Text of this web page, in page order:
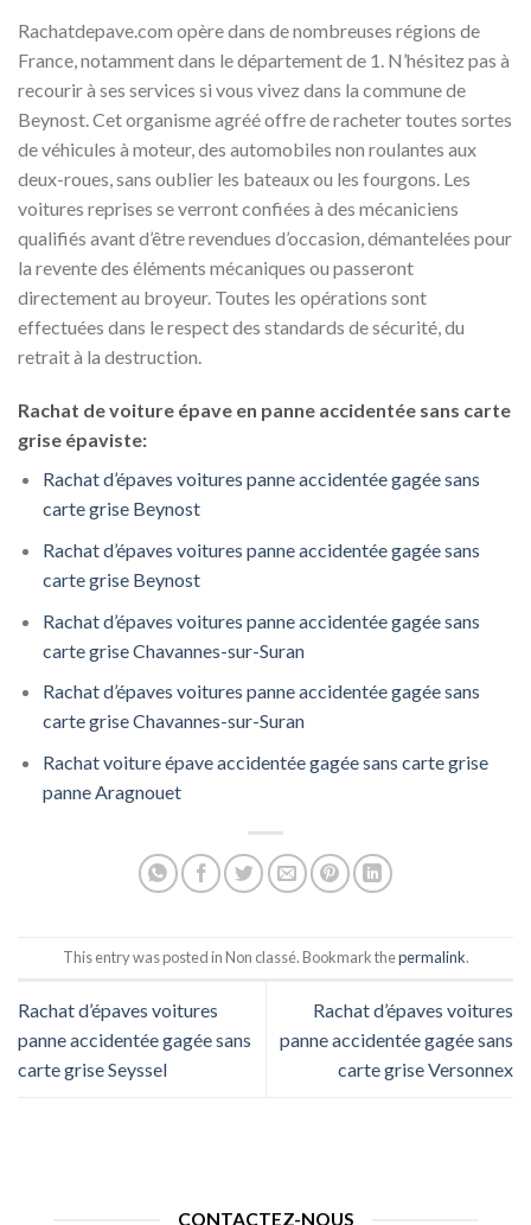
Rachatdepave.com opère dans de nombreuses régions de
France, notamment dans le département de 1. N’hésitez pas à
recourir à ses services si vous vivez dans la commune de
Beynost. Cet organisme agréé offre de racheter toutes sortes
de véhicules à moteur, des automobiles non roulantes aux
deux-roues, sans oublier les bateaux ou les fourgons. Les
voitures reprises se verront confiées à des mécaniciens
qualifiés avant d’être revendues d’occasion, démantelées pour
la revente des éléments mécaniques ou passeront
directement au broyeur. Toutes les opérations sont
effectuées dans le respect des standards de sécurité, du
retrait à la destruction.
Rachat de voiture épave en panne accidentée sans carte
grise épaviste:
Rachat d’épaves voitures panne accidentée gagée sans
carte grise Beynost
Rachat d’épaves voitures panne accidentée gagée sans
carte grise Beynost
Rachat d’épaves voitures panne accidentée gagée sans
carte grise Chavannes-sur-Suran
Rachat d’épaves voitures panne accidentée gagée sans
carte grise Chavannes-sur-Suran
Rachat voiture épave accidentée gagée sans carte grise
panne Aragnouet
This entry was posted in Non classé. Bookmark thepermalink.
Rachat d’épaves voitures
panne accidentée gagée sans
carte grise Seyssel
Rachat d’épaves voitures
panne accidentée gagée sans
carte grise Versonnex
CONTACTEZ-NOUS